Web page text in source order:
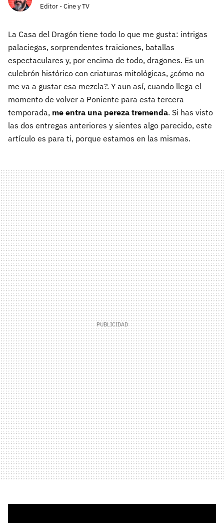
Editor - Cine y TV
La Casa del Dragón tiene todo lo que me gusta: intrigas
palaciegas, sorprendentes traiciones, batallas
espectaculares y, por encima de todo, dragones. Es un
culebrón histórico con criaturas mitológicas, ¿cómo no
me va a gustar esa mezcla?. Y aun así, cuando llega el
momento de volver a Poniente para esta tercera
temporada, me entra una pereza tremenda. Si has visto
las dos entregas anteriores y sientes algo parecido, este
artículo es para ti, porque estamos en las mismas.